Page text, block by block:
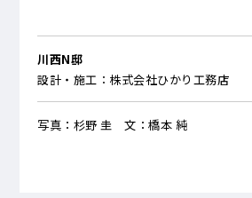
川西N邸
設計・施工：株式会社ひかり工務店
写真：杉野 圭 文：橋本 純